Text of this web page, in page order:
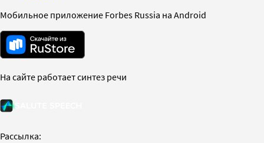
Мобильное приложение Forbes Russia на Android
На сайте работает синтез речи
Рассылка: